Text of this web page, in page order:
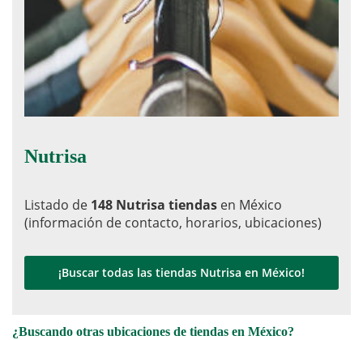
Nutrisa
Listado de 148 Nutrisa tiendas en México
(información de contacto, horarios, ubicaciones)
¡Buscar todas las tiendas Nutrisa en México!
¿Buscando otras ubicaciones de tiendas en México?